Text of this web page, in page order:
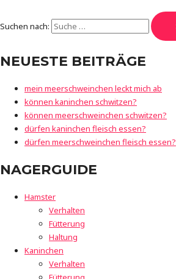
Suchen nach:
NEUESTE BEITRÄGE
mein meerschweinchen leckt mich ab
können kaninchen schwitzen?
können meerschweinchen schwitzen?
dürfen kaninchen fleisch essen?
dürfen meerschweinchen fleisch essen?
NAGERGUIDE
Hamster
Verhalten
Fütterung
Haltung
Kaninchen
Verhalten